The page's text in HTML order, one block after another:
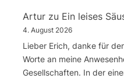
Artur zu Ein leises
4. August 2026
Lieber Erich, danke für
Worte an meine
Gesellschaften. In der